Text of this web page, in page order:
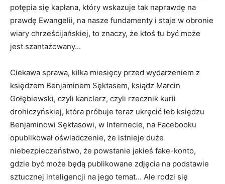
potępia się kapłana, który wskazuje tak naprawdę na
prawdę Ewangelii, na nasze fundamenty i staje w obronie
wiary chrześcijańskiej, to znaczy, że ktoś tu być może
jest szantażowany…
Ciekawa sprawa, kilka miesięcy przed wydarzeniem z
księdzem Benjaminem Sęktasem, ksiądz Marcin
Gołębiewski, czyli kanclerz, czyli rzecznik kurii
drohiczyńskiej, która próbuje teraz ukręcić łeb księdzu
Benjaminowi Sęktasowi, w Internecie, na Facebooku
opublikował oświadczenie, że istnieje duże
niebezpieczeństwo, że powstanie jakieś fake-konto,
gdzie być może będą publikowane zdjęcia na podstawie
sztucznej inteligencji na jego temat… Ale rodzi się